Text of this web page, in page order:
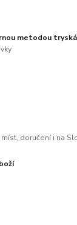
metodou
doručení i na